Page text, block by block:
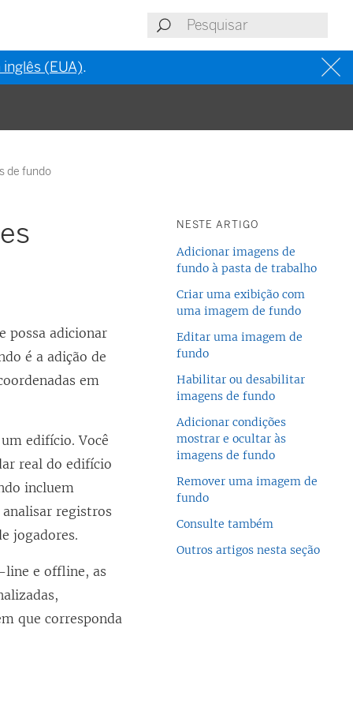
(EUA).
de fundo
possa adicionar
é a adição de
em
edifício. Você
real do edifício
incluem
registros
jogadores.
line e offline, as
que corresponda
NESTE ARTIGO
Adicionar imagens de
fundo à pasta de trabalho
Criar uma exibição com
uma imagem de fundo
Editar uma imagem de
fundo
Habilitar ou desabilitar
imagens de fundo
Adicionar condições
mostrar e ocultar às
imagens de fundo
Remover uma imagem de
fundo
Consulte também
Outros artigos nesta seção